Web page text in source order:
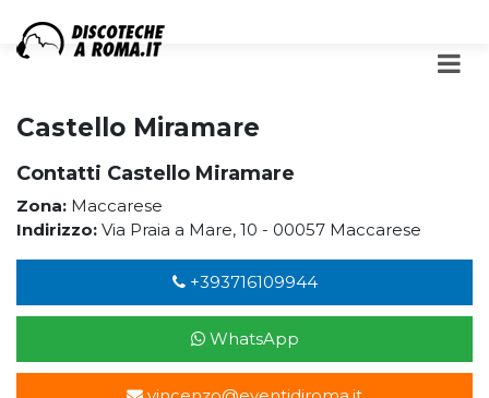
Castello Miramare
Contatti Castello Miramare
Zona: Maccarese
Indirizzo: Via Praia a Mare, 10 - 00057 Maccarese
+393716109944
WhatsApp